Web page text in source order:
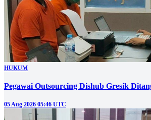
HUKUM
Pegawai Outsourcing Dishub Gresik
05 Aug 2026 05:46 UTC